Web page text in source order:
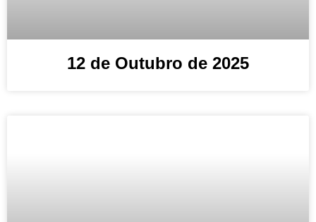
12 de Outubro de 2025